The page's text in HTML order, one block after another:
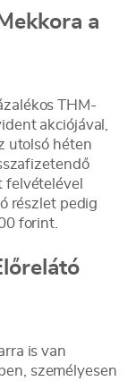
a
THM-
akciójával,
utolsó héten
részlet pedig
forint.
is van
személyesen